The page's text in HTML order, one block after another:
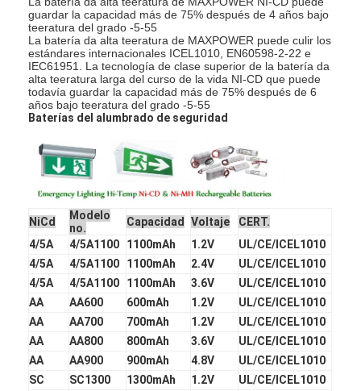
Viaje de la fábrica
Control de calidad
Éntrenos en contacto con
Noticias
Chatea Ahora
batería del litio lifepo4
baterías recargables de la ión de litio
De polímero de litio
baterías de almacenamiento de energía
guardar la capacidad más de 75% después de 4 años bajo
teeratura del grado -5-55
La batería da alta teeratura de MAXPOWER puede culir los
estándares internacionales ICEL1010, EN60598-2-22 e
IEC61951. La tecnología de clase superior de la batería da
alta teeratura larga del curso de la vida NI-CD que puede
todavía guardar la capacidad más de 75% después de 6
años bajo teeratura del grado -5-55
Baterías del alumbrado de seguridad
NiCd
Modelo
no.
Capacidad Voltaje
CERT.
4/5A
4/5A1100 1100mAh 1.2V
UL/CE/ICEL1010
4/5A
4/5A1100 1100mAh 2.4V
UL/CE/ICEL1010
4/5A
4/5A1100 1100mAh 3.6V
UL/CE/ICEL1010
AA
AA600 600mAh 1.2V
UL/CE/ICEL1010
AA
AA700 700mAh 1.2V
UL/CE/ICEL1010
AA
AA800 800mAh 3.6V
UL/CE/ICEL1010
AA
AA900 900mAh 4.8V
UL/CE/ICEL1010
SC
SC1300 1300mAh 1.2V
UL/CE/ICEL1010